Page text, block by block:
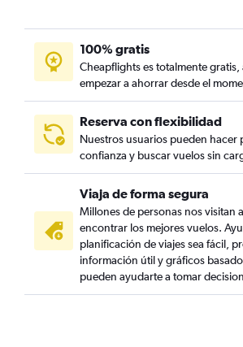
100% gratis
Cheapflights es totalmente gratis,
empezar a ahorrar desde el
Reserva con flexibilidad
Nuestros usuarios pueden hacer
confianza y buscar vuelos sin
Viaja de forma segura
Millones de personas nos visitan
encontrar los mejores vuelos.
planificación de viajes sea fácil,
información útil y gráficos
pueden ayudarte a tomar